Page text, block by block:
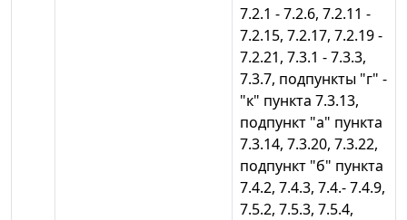
7.2.1 - 7.2.6, 7.2.11 -
7.2.15, 7.2.17, 7.2.19 -
7.2.21, 7.3.1 - 7.3.3,
7.3.7, подпункты "г" -
"к" пункта 7.3.13,
подпункт "а" пункта
7.3.14, 7.3.20, 7.3.22,
подпункт "б" пункта
7.4.2, 7.4.3, 7.4.- 7.4.9,
7.5.2, 7.5.3, 7.5.4,